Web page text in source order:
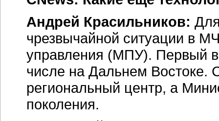
Андрей Красильников:
чрезвычайной ситуации в
управления (МПУ). Первый
числе на Дальнем
региональный центр, а
поколения.